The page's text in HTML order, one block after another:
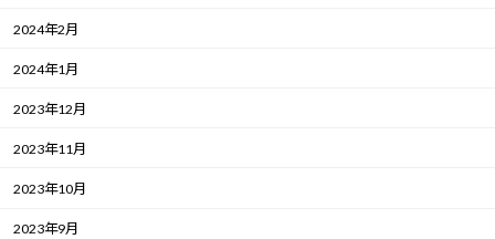
2024年2月
2024年1月
2023年12月
2023年11月
2023年10月
2023年9月